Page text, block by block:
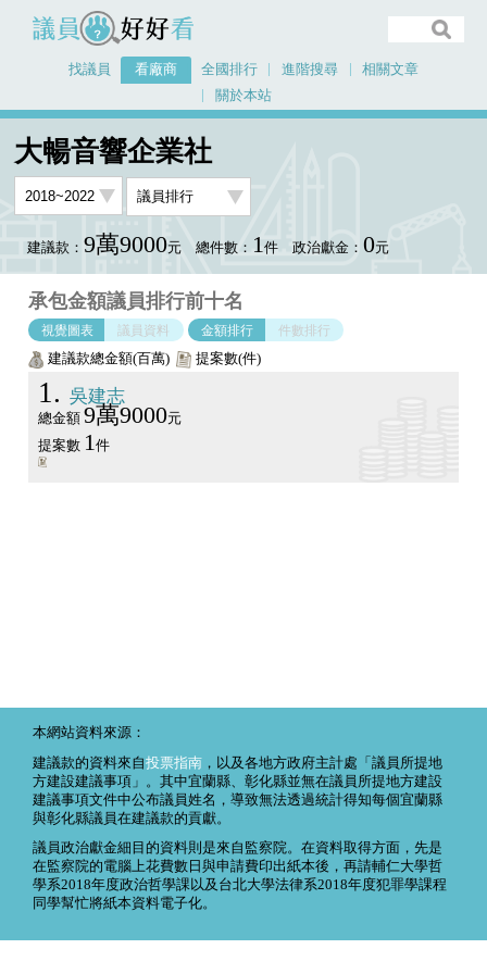
議員好好看
找議員 看廠商 全國排行 進階搜尋
相關文章
關於本站
大暢音響企業社
建議款： 9萬9000元 總件數： 1件 政治獻金： 0元
承包金額議員排行前十名
視覺圖表 議員資料 金額排行 件數排行
建議款總金額(百萬) 提案數(件)
1 吳建志
總金額 9萬9000元
提案數 1件
本網站資料來源：
建議款的資料來自投票指南 ，以及各地方政府主計處「議員所提地
方建設建議事項」。其中宜蘭縣、彰化縣並無在議員所提地方建設
建議事項文件中公布議員姓名，導致無法透過統計得知每個宜蘭縣
與彰化縣議員在建議款的貢獻。
議員政治獻金細目的資料則是來自監察院。在資料取得方面，先是
在監察院的電腦上花費數日與申請費印出紙本後，再請輔仁大學哲
學系2018年度政治哲學課以及台北大學法律系2018年度犯罪學課程
同學幫忙將紙本資料電子化。